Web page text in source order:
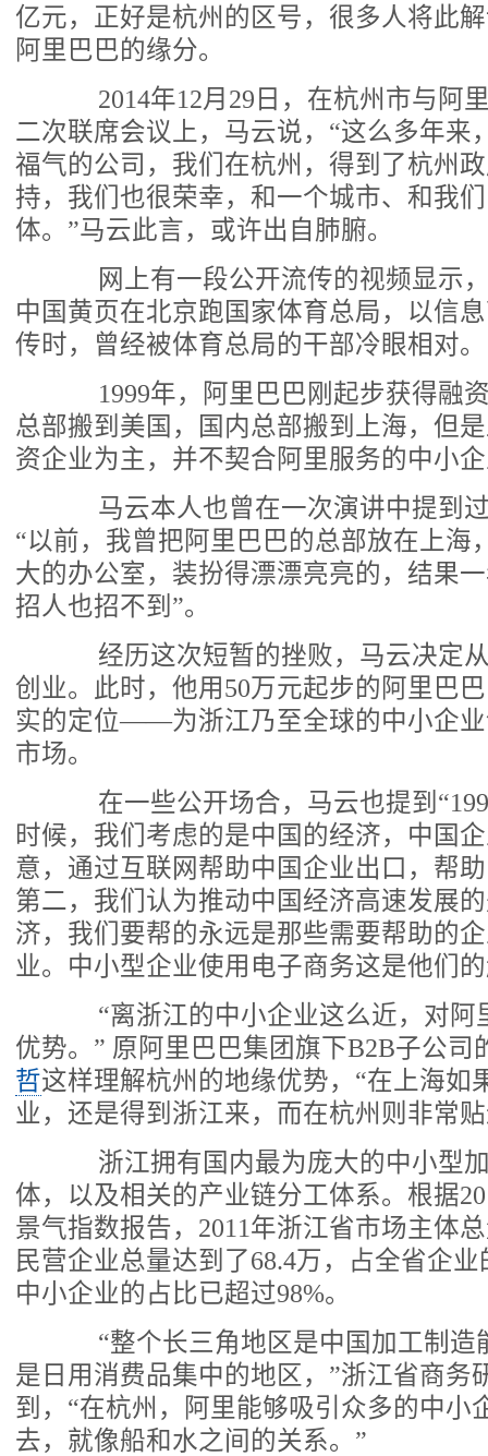
亿元，正好是杭州的区号，很多人将此
阿里巴巴的缘分。
2014年12月29日，在杭州市与阿
二次联席会议上，马云说，“这么多年来
福气的公司，我们在杭州，得到了杭州
持，我们也很荣幸，和一个城市、和我
体。”马云此言，或许出自肺腑。
网上有一段公开流传的视频显示，
中国黄页在北京跑国家体育总局，以信
传时，曾经被体育总局的干部冷眼相对。
1999年，阿里巴巴刚起步获得融
总部搬到美国，国内总部搬到上海，但
资企业为主，并不契合阿里服务的中小
马云本人也曾在一次演讲中提到过
“以前，我曾把阿里巴巴的总部放在上海
大的办公室，装扮得漂漂亮亮的，结果
招人也招不到”。
经历这次短暂的挫败，马云决定从
创业。此时，他用50万元起步的阿里巴
实的定位——为浙江乃至全球的中小企
市场。
在一些公开场合，马云也提到
时候，我们考虑的是中国的经济，中国
意，通过互联网帮助中国企业出口，帮
第二，我们认为推动中国经济高速发展
济，我们要帮的永远是那些需要帮助的
业。中小型企业使用电子商务这是他们
“离浙江的中小企业这么近，对阿
优势。” 原阿里巴巴集团旗下B2B子公司
哲这样理解杭州的地缘优势，“在上海如
业，还是得到浙江来，而在杭州则非常
浙江拥有国内最为庞大的中小型加
体，以及相关的产业链分工体系。根据
景气指数报告，2011年浙江省市场主体
民营企业总量达到了68.4万，占全省企
中小企业的占比已超过98%。
“整个长三角地区是中国加工制造
是日用消费品集中的地区，”浙江省商务
到，“在杭州，阿里能够吸引众多的中小
去，就像船和水之间的关系。”